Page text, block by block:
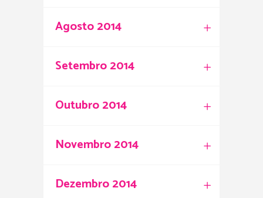
Agosto 2014
Setembro 2014
Outubro 2014
Novembro 2014
Dezembro 2014